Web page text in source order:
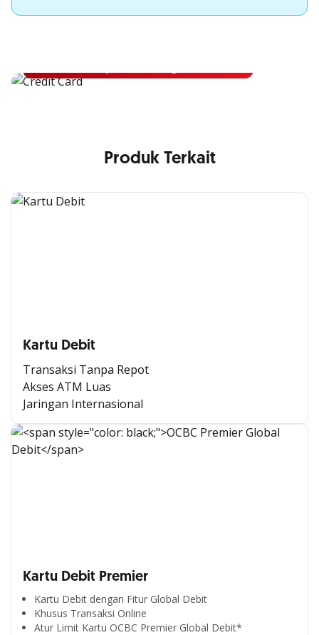
Apply Kartu Kredit OCBC
Produk Terkait
Kartu Debit
Transaksi Tanpa Repot
Akses ATM Luas
Jaringan Internasional
Kartu Debit Premier
Kartu Debit dengan Fitur Global Debit
Khusus Transaksi Online
Atur Limit Kartu OCBC Premier Global Debit*